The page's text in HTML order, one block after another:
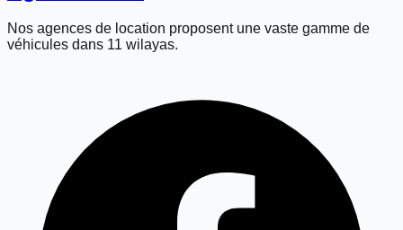
Nos agences de location proposent une vaste gamme de
véhicules dans 11 wilayas.